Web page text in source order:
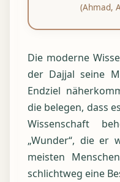
(Ahmad,
Die moderne
der Dajjal seine
Endziel
die belegen, dass
Wissenschaft
„Wunder“, die er
meisten
schlichtweg eine